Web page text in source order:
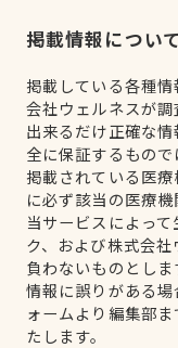
掲載情報について
掲載している各種
会社ウェルネスが調
出来るだけ正確な
全に保証するもので
掲載されている医
に必ず該当の医療機
当サービスによっ
ク、および株式会
負わないものとしま
情報に誤りがある
ォームより編集部
たします。